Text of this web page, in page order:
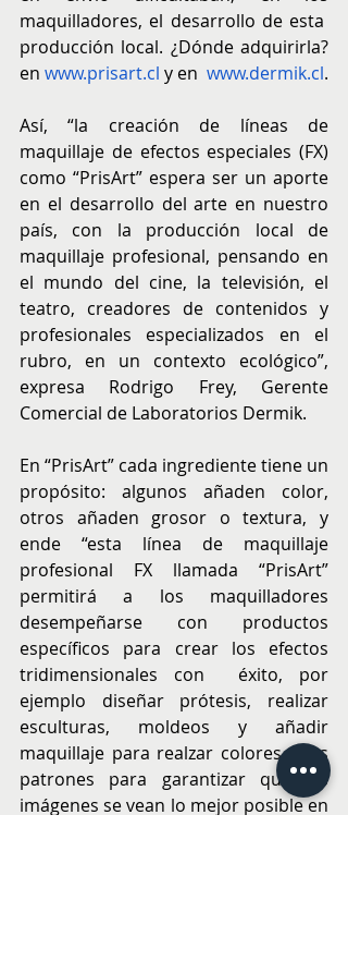
maquilladores, el desarrollo de esta
producción local. ¿Dónde adquirirla?
en www.prisart.cl y en www.dermik.cl.
Así, “la creación de líneas de
maquillaje de efectos especiales (FX)
como “PrisArt” espera ser un aporte
en el desarrollo del arte en nuestro
país, con la producción local de
maquillaje profesional, pensando en
el mundo del cine, la televisión, el
teatro, creadores de contenidos y
profesionales especializados en el
rubro, en un contexto ecológico”,
expresa Rodrigo Frey, Gerente
Comercial de Laboratorios Dermik.
En “PrisArt” cada ingrediente tiene un
propósito: algunos añaden color,
otros añaden grosor o textura, y
ende “esta línea de maquillaje
profesional FX llamada “PrisArt”
permitirá a los maquilladores
desempeñarse con productos
específicos para crear los efectos
tridimensionales con  éxito, por
ejemplo diseñar prótesis, realizar
esculturas, moldeos y añadir
maquillaje para realzar colores y los
patrones para garantizar que las
imágenes se vean lo mejor posible en